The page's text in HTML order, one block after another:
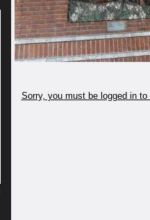
Sorry, you must be logged in